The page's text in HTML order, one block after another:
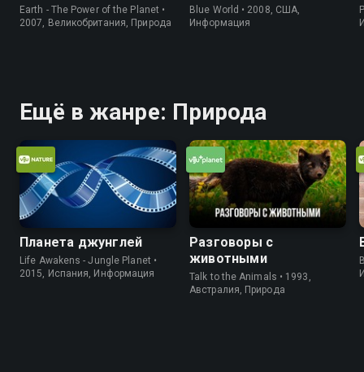
Earth - The Power of the Planet •
2007, Великобритания, Природа
Blue World • 2008, США,
Информация
Ещё в жанре: Природа
Планета джунглей
Life Awakens - Jungle Planet •
2015, Испания, Информация
Разговоры с
животными
Talk to the Animals • 1993,
Австралия, Природа